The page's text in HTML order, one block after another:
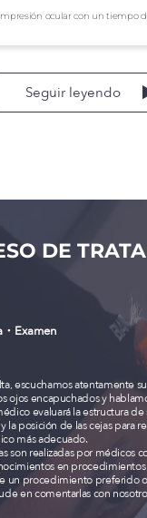
ocular con un tiempo
Seguir leyendo
DE
Examen
escuchamos atentamente
ojos encapuchados y
evaluará la estructura de
la posición de las cejas para
más adecuado.
son realizadas por médicos
en procedimientos
un procedimiento preferido
en comentarlas con